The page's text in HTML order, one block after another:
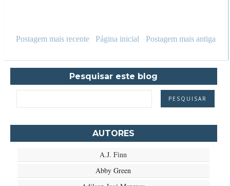
Postagem mais recente Postagem mais antiga
Página inicial
Pesquisar este blog
AUTORES
A.J. Finn
Abby Green